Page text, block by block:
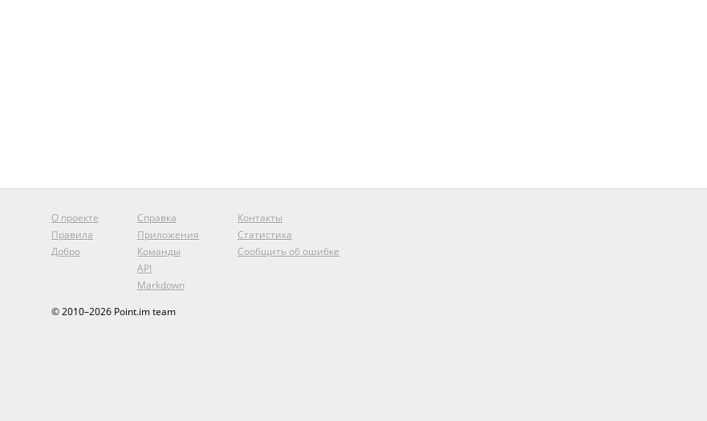
О проекте
Правила
Добро
Справка
Приложения
Команды
API
Markdown
Контакты
Статистика
Сообщить об ошибке
© 2010–2026 Point.im team